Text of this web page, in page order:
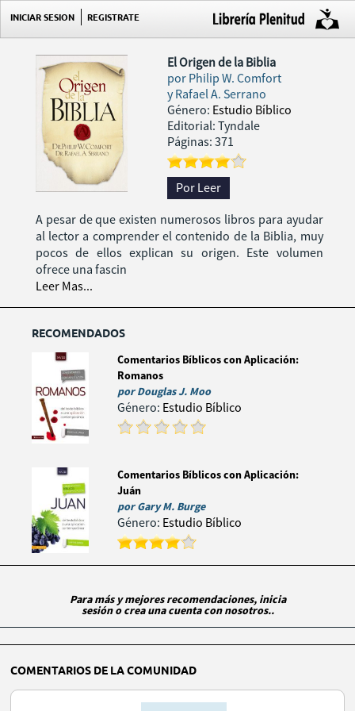
INICIAR SESION REGISTRATE
El Origen de la Biblia
por Philip W. Comfort
y Rafael A. Serrano
Género: Estudio Bíblico
Editorial: Tyndale
Páginas: 371
Por Leer
A pesar de que existen numerosos libros para ayudar
al lector a comprender el contenido de la Biblia, muy
pocos de ellos explican su origen. Este volumen
ofrece una fascin
Leer Mas...
RECOMENDADOS
Comentarios Bíblicos con Aplicación:
Romanos
porDouglas J. Moo
Género: Estudio Bíblico
Comentarios Bíblicos con Aplicación:
Juán
porGary M. Burge
Género: Estudio Bíblico
Para más y mejores recomendaciones, inicia
sesión o crea una cuenta con nosotros..
COMENTARIOS DE LA COMUNIDAD